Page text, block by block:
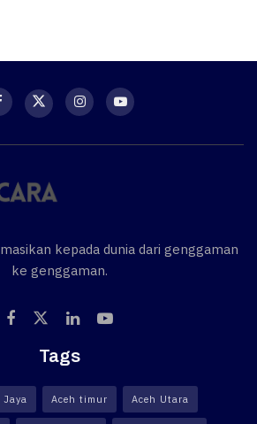
kepada dunia dari genggaman
ke genggaman.
Tags
Jaya Aceh timur Aceh Utara